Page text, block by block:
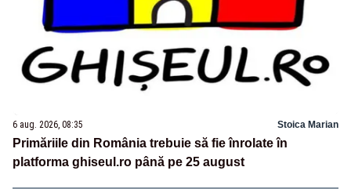
6 aug. 2026, 08:35 Stoica Marian
Primăriile din România trebuie să fie înrolate în
platforma ghiseul.ro până pe 25 august